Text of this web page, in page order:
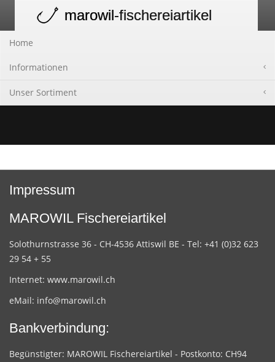
navigation
marowil-fischereiartikel
Home
Informationen
Unser Sortiment
Impressum
MAROWIL Fischereiartikel
Solothurnstrasse 36 - CH-4536 Attiswil BE - Tel: +41 (0)32 623
29 54 + 55
Internet: www.marowil.ch
eMail: info@marowil.ch
Bankverbindung:
Begünstigter: MAROWIL Fischereiartikel - Postkonto: CH94